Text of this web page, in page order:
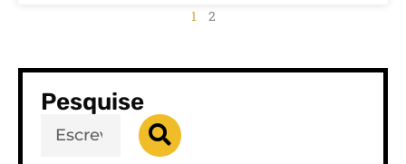
1 2
Pesquise